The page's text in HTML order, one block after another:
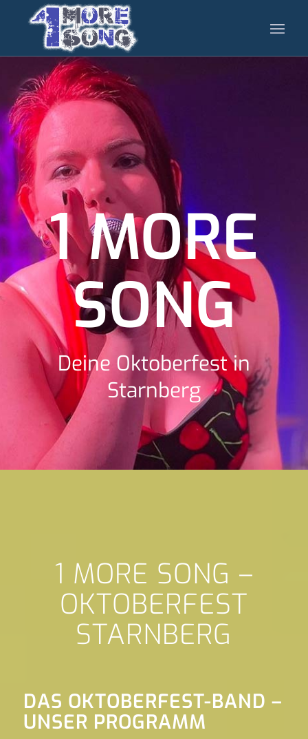
1 MORE
SONG
Deine Oktoberfest in
Starnberg
1 MORE SONG –
OKTOBERFEST
STARNBERG
DAS OKTOBERFEST-BAND –
UNSER PROGRAMM